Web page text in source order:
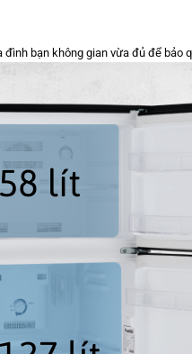
bạn không gian vừa đủ để